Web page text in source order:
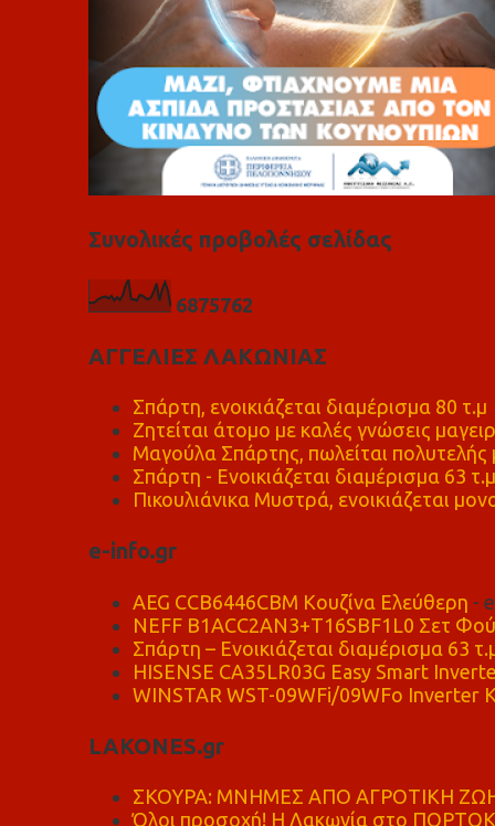
Συνολικές προβολές σελίδας
6875762
ΑΓΓΕΛΙΕΣ ΛΑΚΩΝΙΑΣ
Σπάρτη, ενοικιάζεται διαμέρισμα 80 τ.μ
Ζητείται άτομο με καλές γνώσεις
Μαγούλα Σπάρτης, πωλείται πολυτελής
Σπάρτη - Ενοικιάζεται διαμέρισμα 63 τ.μ
Πικουλιάνικα Μυστρά, ενοικιάζεται
e-info.gr
AEG CCB6446CBM Κουζίνα Ελεύθερη -
NEFF B1ACC2AN3+T16SBF1L0 Σετ
Σπάρτη – Ενοικιάζεται διαμέρισμα 63
HISENSE CA35LR03G Easy Smart
WINSTAR WST-09WFi/09WFo Inverter
LAKONES.gr
ΣΚΟΥΡΑ: ΜΝΗΜΕΣ ΑΠΟ ΑΓΡΟΤΙΚΗ
Όλοι προσοχή! Η Λακωνία στο